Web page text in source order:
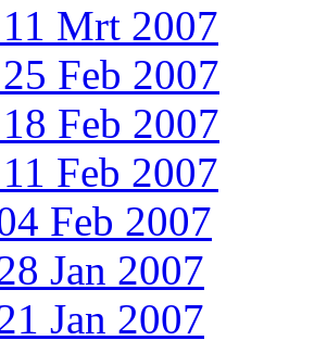
Mrt 2007
Feb 2007
Feb 2007
Feb 2007
Feb 2007
Jan 2007
Jan 2007